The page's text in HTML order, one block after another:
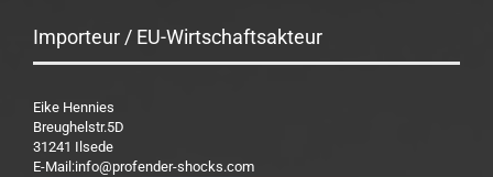
Importeur / EU-Wirtschaftsakteur
Eike Hennies
Breughelstr.5D
31241 Ilsede
E-Mail:info@profender-shocks.com